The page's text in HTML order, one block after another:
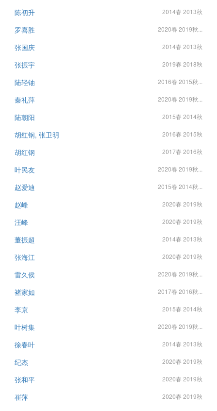
陈初升 2014春 2013秋
罗喜胜 2020春 2019秋...
张国庆 2014春 2013秋
张振宇 2019春 2018秋
陆轻铀 2016春 2015秋...
秦礼萍 2020春 2019秋...
陆朝阳 2015春 2014秋
胡红钢, 张卫明 2016春 2015秋
胡红钢 2017春 2016秋
叶民友 2020春 2019秋...
赵爱迪 2015春 2014秋...
赵峰 2020春 2019秋
汪峰 2020春 2019秋
董振超 2014春 2013秋
张海江 2020春 2019秋
雷久侯 2020春 2019秋...
褚家如 2017春 2016秋...
李京 2015春 2014秋
叶树集 2020春 2019秋...
徐春叶 2014春 2013秋
纪杰 2020春 2019秋
张和平 2020春 2019秋
崔萍 2020春 2019秋